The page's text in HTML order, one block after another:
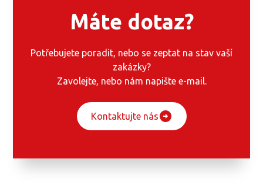
Máte dotaz?
Potřebujete poradit, nebo se zeptat na stav vaší
zakázky?
Zavolejte, nebo nám napište e-mail.
Kontaktujte nás